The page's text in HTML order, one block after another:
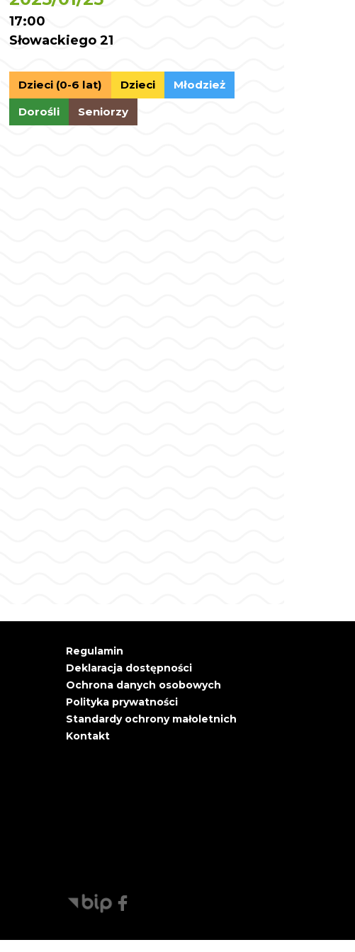
17:00
Słowackiego 21
Dzieci (0-6 lat) Dzieci
Młodzież
Dorośli
Seniorzy
Regulamin
Deklaracja dostępności
Ochrona danych osobowych
Polityka prywatności
Standardy ochrony małoletnich
Kontakt